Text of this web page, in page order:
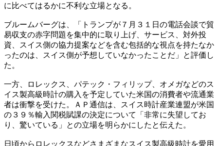
に比べてはるかに不利な立場となる。
ブルームバーグは、「トランプが７月３１日の電話会談で貿
易収支の赤字問題を集中的に取り上げ、サービス、対外投
資、スイス側の協力提案などを含む包括的な視点を持たなか
ったのは、スイス側が予想していなかったことだ」と評価し
た。
一方、ロレックス、パテック・フィリップ、オメガなどのス
イス製高級時計の購入を予定していた米国の消費者や流通業
者は衝撃を受けた。ＡＰ通信は、スイス時計産業連盟が米国
の３９％輸入関税賦課の決定について「非常に失望してお
り、驚いている」との立場を明らかにしたと伝えた。
日頃からロレックスなどさまざまなスイス製高級時計を愛用